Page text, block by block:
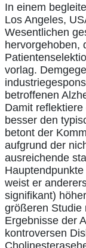
In einem
Los Angeles,
Wesentlichen
hervorgehoben,
vorlag.
betroffenen
Damit
besser den
betont der
aufgrund der
ausreichende
weist er
signifikant)
größeren Studie
Ergebnisse der
kontroversen